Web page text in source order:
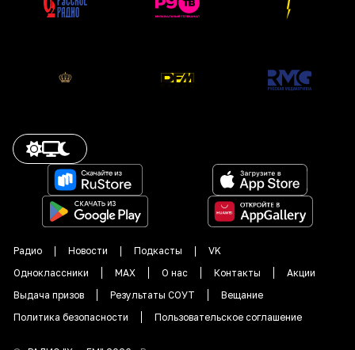
Радио Новости Подкасты
VK
Одноклассники
MAX О нас Контакты
Акции
Выдача призов
Результаты СОУТ
Вещание
Политика безопасности
Пользовательское соглашение